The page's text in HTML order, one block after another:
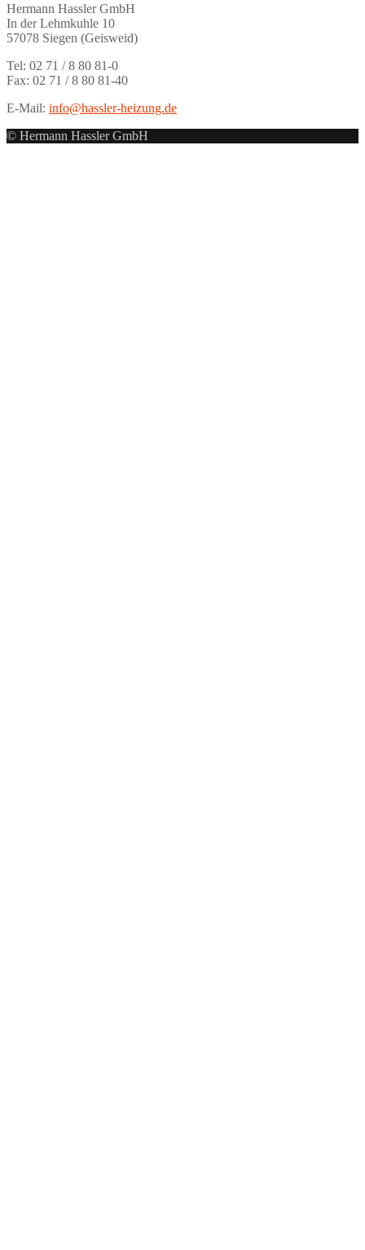
Hermann Hassler GmbH
In der Lehmkuhle 10
57078 Siegen (Geisweid)
Tel: 02 71 / 8 80 81-0
Fax: 02 71 / 8 80 81-40
E-Mail: info@hassler-heizung.de
© Hermann Hassler GmbH